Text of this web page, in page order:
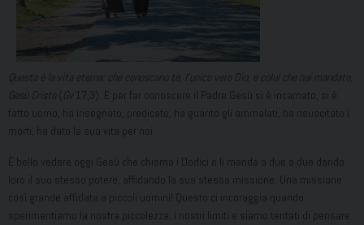
Questa è la vita eterna: che conoscano te, l’unico vero Dio, e colui che hai mandato,
Gesù Cristo ( Gv
17,3). E per far conoscere il Padre Gesù si è incarnato, si è
fatto uomo, ha insegnato, predicato, ha guarito gli ammalati, ha risuscitato i
morti, ha dato la sua vita per noi.
È bello vedere oggi Gesù che chiama i Dodici e li manda a due a due dando
loro il suo stesso potere, affidando la sua stessa missione. Una missione
così grande affidata a piccoli uomini! Questo ci incoraggia quando
sperimentiamo la nostra piccolezza, i nostri limiti e siamo tentati di pensare